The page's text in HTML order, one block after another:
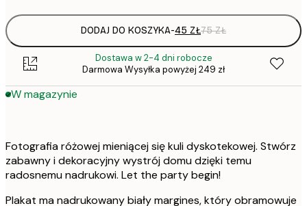
DODAJ DO KOSZYKA-45 ZŁ75 ZŁ
Dostawa w 2-4 dni robocze
Darmowa Wysyłka powyżej 249 zł
W magazynie
Fotografia różowej mieniącej się kuli dyskotekowej. Stwórz
zabawny i dekoracyjny wystrój domu dzięki temu
radosnemu nadrukowi. Let the party begin!
Plakat ma nadrukowany biały margines, który obramowuje